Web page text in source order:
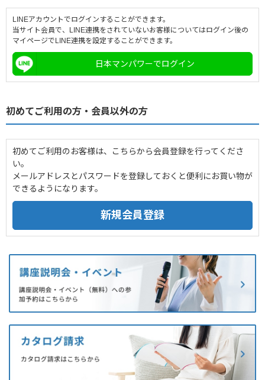
LINEアカウントでログインすることができます。
当サイト会員で、LINE連携をされていないお客様についてはログイン後の
マイページでLINE連携を設定することができます。
日本マンパワーでログイン
初めてご利用の方・会員以外の方
初めてご利用のお客様は、こちらから会員登録を行ってくださ
い。
メールアドレスとパスワードを登録しておくと便利にお買い物が
できるようになります。